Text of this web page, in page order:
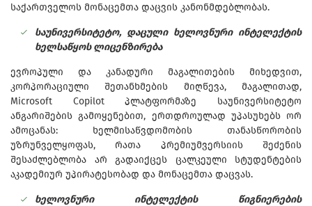
საქართველოს მონაცემთა დაცვის კანონმდებლობას.
საუნივერსიტეტო, დაცული ხელოვნური ინტელექტის
ხელსაწყოს ლიცენზირება
ევროპული და კანადური მაგალითების მიხედვით,
კორპორაციული შეთანხმების მიღწევა, მაგალითად,
Microsoft Copilot პლატფორმაზე საუნივერსიტეტო
ანგარიშების გამოყენებით, ერთდროულად უპასუხებს ორ
ამოცანას: ხელმისაწვდომობის თანასწორობის
უზრუნველყოფას, რათა პრემიუმვერსიის შეძენის
შესაძლებლობა არ გადაიქცეს ცალკეული სტუდენტების
აკადემიურ უპირატესობად და მონაცემთა დაცვას.
ხელოვნური ინტელექტის წიგნიერების